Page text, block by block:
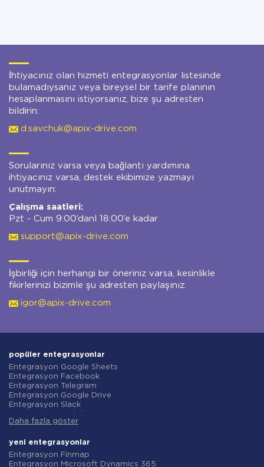
İhtiyacınız olan hizmeti entegrasyonlar listesinde
bulamadıysanız veya bireysel bir tarife planının
hesaplanmasını istiyorsanız, bize şu adresten
bildirin:
d.savchuk@apix-drive.com
Sorularınız varsa veya bağlantı yardımına
ihtiyacınız varsa, destek ekibimize yazmayı
unutmayın:
Çalışma saatleri:
Pzt - Cum 9:00’danl 18:00’e kadar
support@apix-drive.com
İşbirliği için herhangi bir öneriniz varsa, kesinlikle
fikirlerinizi bizimle şu adresten paylaşınız:
igor@apix-drive.com
popüler entegrasyonlar
Entegrasyon Google Sheets
Entegrasyon Facebook
Entegrasyon Telegram
Entegrasyon Google Drive
Entegrasyon Slack
Entegrasyon Gmail
Entegrasyon ClickUp
Entegrasyon Airtable
Entegrasyon Google Contacts
Daha fazla göster
yeni entegrasyonlar
Entegrasyon Finmap
Entegrasyon Microsoft Dynamics 365